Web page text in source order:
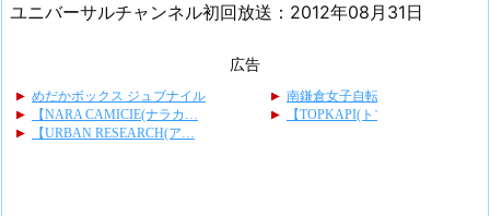
ユニバーサルチャンネル初回放送：2012年08月31日
広告